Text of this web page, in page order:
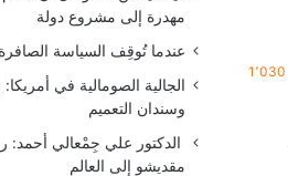
1٬030
مهدرة إلى مشروع دولة
عندما تُوقِف السياسة
الجالية الصومالية في
وسندان التعميم
الدكتور علي جِمْعالي أحمد:
مقديشو إلى العالم